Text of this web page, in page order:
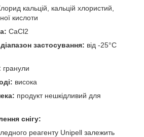
кальцій, кальцій хлористий,
кислоти
CaCl2
застосування: від -25°C
гранули
висока
продукт нешкідливий для
снігу:
реагенту Unipell залежить